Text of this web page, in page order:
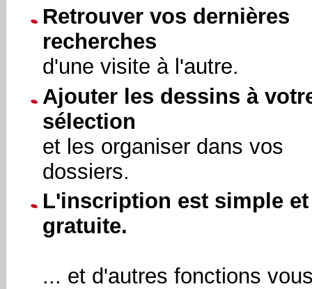
Retrouver vos dernières
recherches
d'une visite à l'autre.
Ajouter les dessins à
sélection
et les organiser dans vos
dossiers.
L'inscription est simple et
gratuite.
... et d'autres fonctions